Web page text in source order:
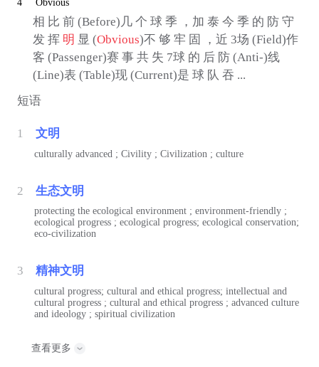
4 Obvious
相 比 前 (Before)几 个 球 季 ，加 泰 今 季 的 防 守
发 挥 明 显 (Obvious)不 够 牢 固 ，近 3场 (Field)作
客 (Passenger)赛 事 共 失 7球 的 后 防 (Anti-)线
(Line)表 (Table)现 (Current)是 球 队 吞 ...
短语
1 文明
culturally advanced ; Civility ; Civilization ; culture
2 生态文明
protecting the ecological environment ; environment-friendly ;
ecological progress ; ecological progress; ecological conservation;
eco-civilization
3 精神文明
cultural progress; cultural and ethical progress; intellectual and
cultural progress ; cultural and ethical progress ; advanced culture
and ideology ; spiritual civilization
查看更多